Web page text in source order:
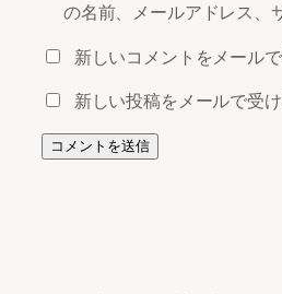
の名前、メールアドレス、
新しいコメントをメール
新しい投稿をメールで受